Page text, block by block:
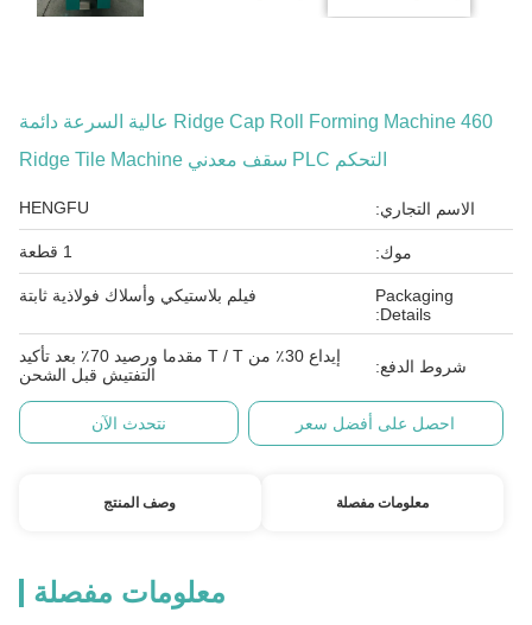
460 Ridge Cap Roll Forming Machine عالية السرعة دائمة
التحكم PLC سقف معدني Ridge Tile Machine
الاسم التجاري: HENGFU
موك: 1 قطعة
Packaging
Details:
فيلم بلاستيكي وأسلاك فولاذية ثابتة
شروط الدفع:
إيداع 30٪ من T / T مقدما ورصيد 70٪ بعد تأكيد
التفتيش قبل الشحن
احصل على أفضل سعر نتحدث الآن
معلومات مفصلة وصف المنتج
معلومات مفصلة